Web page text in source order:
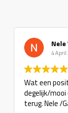
Nele
4 April
Wat een
degelijk/mooi
terug. Nele /